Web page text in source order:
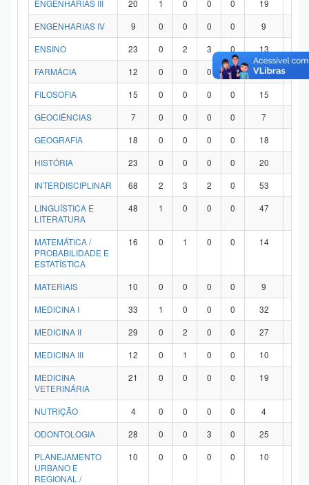
ENGENHARIAS III
20 1 0 0 0 19
ENGENHARIAS IV
9 0 0 0 0 9
ENSINO
23 0 2 3 0 13
FARMÁCIA
12 0 0 0 0 12
FILOSOFIA
15 0 0 0 0 15
GEOCIÊNCIAS
7 0 0 0 0 7
GEOGRAFIA
18 0 0 0 0 18
HISTÓRIA
23 0 0 0 0 20
INTERDISCIPLINAR
68 2 3 2 0 53
LINGUÍSTICA E
LITERATURA
48 1 0 0 0 47
MATEMÁTICA /
PROBABILIDADE E
ESTATÍSTICA
16 0 1 0 0 14
MATERIAIS 10 0 0 0 0 9
MEDICINA I
33 1 0 0 0 32
MEDICINA II
29 0 2 0 0 27
MEDICINA III
12 0 1 0 0 10
MEDICINA
VETERINÁRIA
21 0 0 0 0 19
NUTRIÇÃO 4 0 0 0 0 4
ODONTOLOGIA
28 0 0 3 0 25
PLANEJAMENTO
URBANO E
REGIONAL /
10 0 0 0 0 10